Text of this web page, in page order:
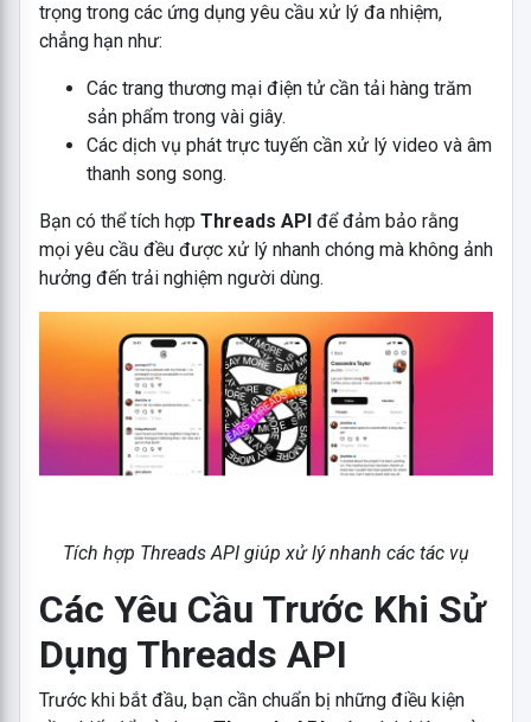
trọng trong các ứng dụng yêu cầu xử lý đa nhiệm,
chẳng hạn như:
Các trang thương mại điện tử cần tải hàng trăm
sản phẩm trong vài giây.
Các dịch vụ phát trực tuyến cần xử lý video và âm
thanh song song.
Bạn có thể tích hợp Threads API để đảm bảo rằng
mọi yêu cầu đều được xử lý nhanh chóng mà không ảnh
hưởng đến trải nghiệm người dùng.
Tích hợp Threads API giúp xử lý nhanh các tác vụ
Các Yêu Cầu Trước Khi Sử
Dụng Threads API
Trước khi bắt đầu, bạn cần chuẩn bị những điều kiện